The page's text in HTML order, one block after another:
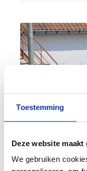
Toestemming
Deze website
We gebruiken